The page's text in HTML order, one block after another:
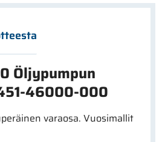
Öljypumpun
46000-000
varaosa. Vuosimallit